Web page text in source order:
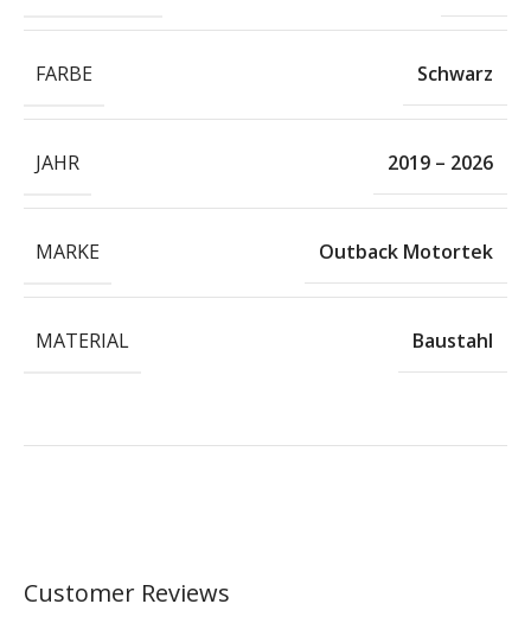
FARBE Schwarz
JAHR 2019 – 2026
MARKE Outback Motortek
MATERIAL Baustahl
Customer Reviews